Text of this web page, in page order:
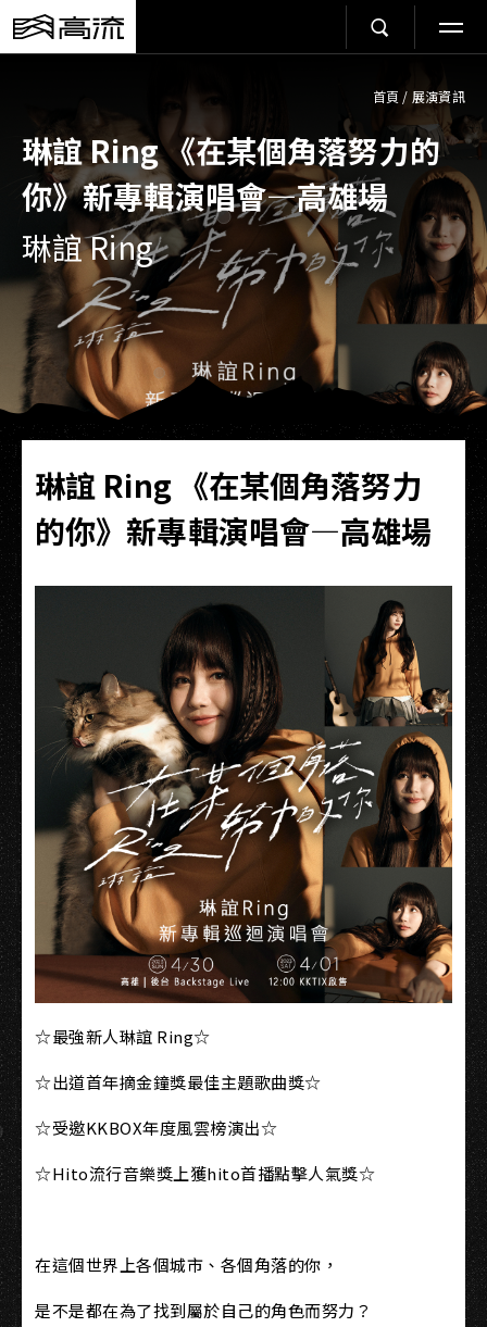
首頁 / 展演資訊
琳誼 Ring 《在某個角落努力的
你》新專輯演唱會—高雄場
琳誼 Ring
琳誼 Ring 《在某個角落努力
的你》新專輯演唱會—高雄場
☆最強新人琳誼 Ring☆
☆出道首年摘金鐘獎最佳主題歌曲獎☆
☆受邀KKBOX年度風雲榜演出☆
☆Hito流行音樂獎上獲hito首播點擊人氣獎☆
在這個世界上各個城市、各個角落的你，
是不是都在為了找到屬於自己的角色而努力？